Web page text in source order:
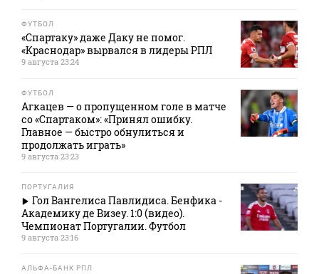
ФУТБОЛ
«Спартаку» даже Даку не помог.
«Краснодар» вырвался в лидеры РПЛ
9 августа 23:24
ФУТБОЛ
Агкацев — о пропущенном голе в матче
со «Спартаком»: «Принял ошибку.
Главное — быстро обнулиться и
продолжать играть»
9 августа 23:23
ПОРТУГАЛИЯ
Гол Вангелиса Павлидиса. Бенфика -
Академику де Визеу. 1:0 (видео).
Чемпионат Португалии. Футбол
9 августа 23:16
АЛЬФА-БАНК РПЛ